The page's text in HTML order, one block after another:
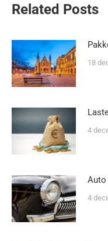
Related Posts
18
4
Auto
4